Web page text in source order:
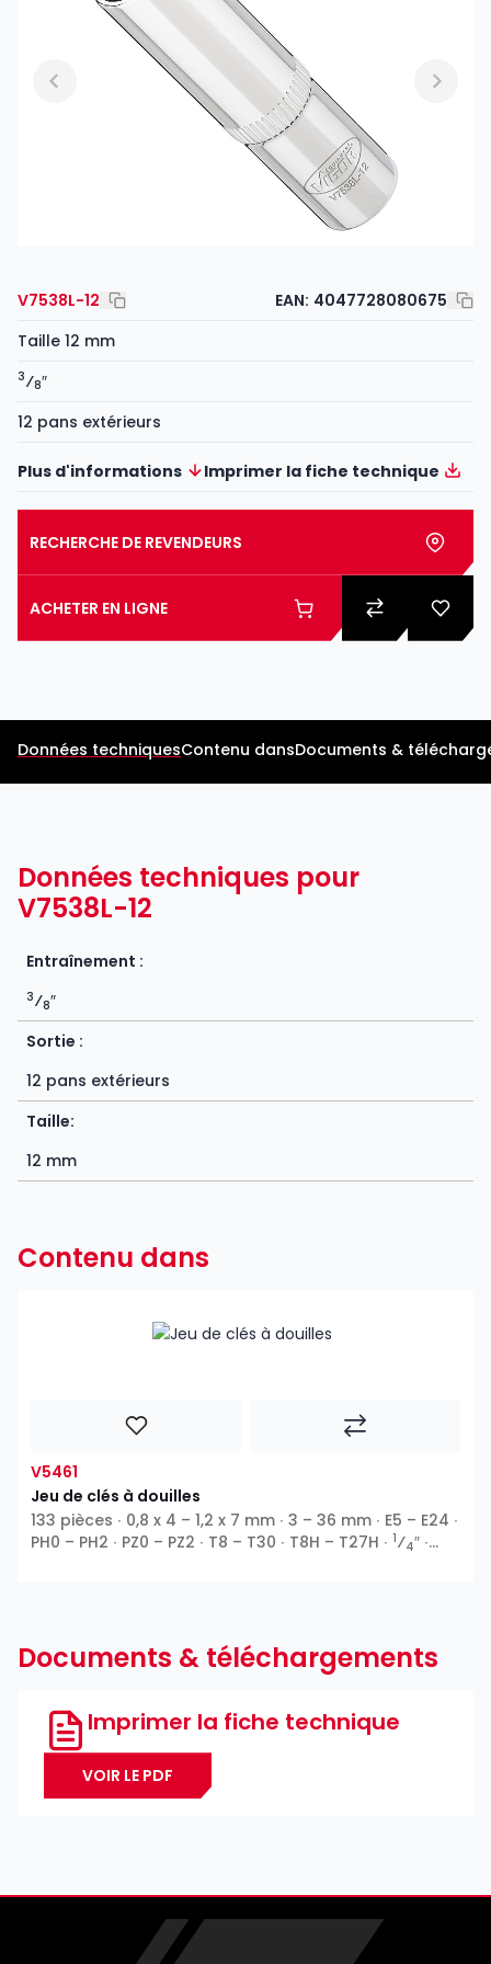
V7538L-12 EAN: 4047728080675
Taille 12 mm
3⁄8″
12 pans extérieurs
Plus d'informations Imprimer la fiche technique
RECHERCHE DE REVENDEURS
ACHETER EN LIGNE
Données techniquesContenu dansDocuments &
Données techniques pour
V7538L-12
Entraînement :
3⁄8″
Sortie :
12 pans extérieurs
Taille:
12 mm
Contenu dans
V5461
Jeu de clés à douilles
133 pièces ∙ 0,8 x 4 – 1,2 x 7 mm ∙ 3 – 36 mm ∙ E5 – E24 ∙
PH0 – PH2 ∙ PZ0 – PZ2 ∙ T8 – T30 ∙ T8H – T27H ∙ 1⁄4″ ∙
Documents & téléchargements
Imprimer la fiche technique
VOIR LE PDF